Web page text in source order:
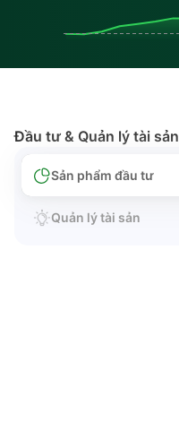
Đầu tư & Quản lý tài sản
Sản phẩm đầu tư
Quản lý tài sản